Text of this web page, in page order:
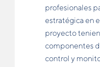
profesionales
estratégica en
proyecto
componentes
control y